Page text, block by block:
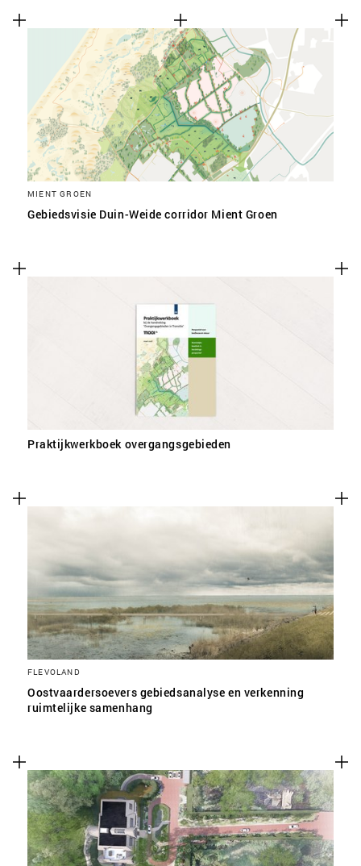
MIENT GROEN
Gebiedsvisie Duin-Weide corridor Mient Groen
Praktijkwerkboek overgangsgebieden
FLEVOLAND
Oostvaardersoevers gebiedsanalyse en verkenning
ruimtelijke samenhang